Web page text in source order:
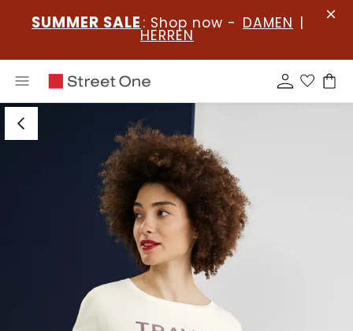
SUMMER SALE : Shop now - DAMEN |
HERREN